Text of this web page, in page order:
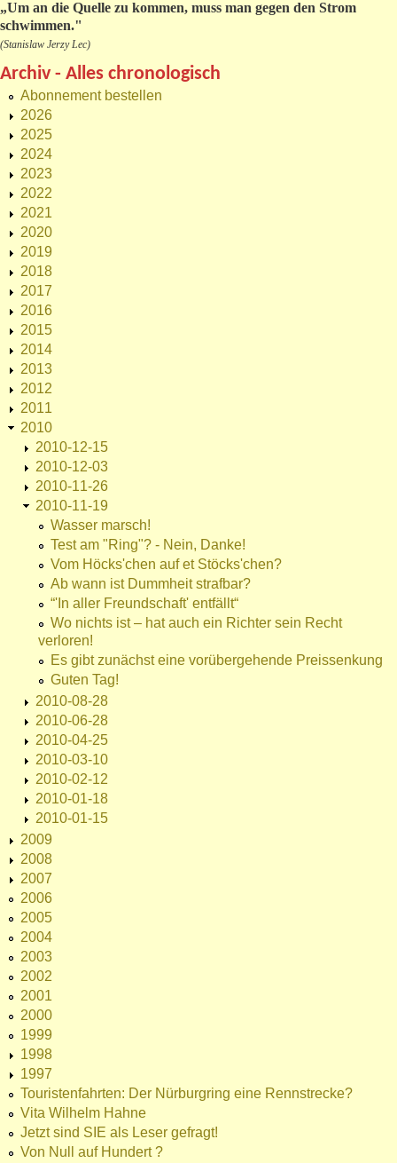
„Um an die Quelle zu kommen, muss man gegen den Strom
schwimmen."
(Stanislaw Jerzy Lec)
Archiv - Alles chronologisch
Abonnement bestellen
2026
2025
2024
2023
2022
2021
2020
2019
2018
2017
2016
2015
2014
2013
2012
2011
2010
2010-12-15
2010-12-03
2010-11-26
2010-11-19
Wasser marsch!
Test am "Ring"? - Nein, Danke!
Vom Höcks'chen auf et Stöcks'chen?
Ab wann ist Dummheit strafbar?
“'In aller Freundschaft' entfällt“
Wo nichts ist – hat auch ein Richter sein Recht
verloren!
Es gibt zunächst eine vorübergehende Preissenkung
Guten Tag!
2010-08-28
2010-06-28
2010-04-25
2010-03-10
2010-02-12
2010-01-18
2010-01-15
2009
2008
2007
2006
2005
2004
2003
2002
2001
2000
1999
1998
1997
Touristenfahrten: Der Nürburgring eine Rennstrecke?
Vita Wilhelm Hahne
Jetzt sind SIE als Leser gefragt!
Von Null auf Hundert ?